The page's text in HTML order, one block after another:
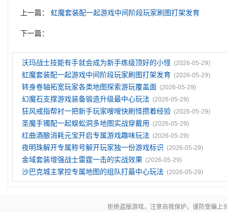
上一篇： 虹魔套装配一起游戏中间阶段玩家刷图打架发育
下一篇：
沃玛战士技能有手就会成为新手练级顶好的小怪 (2026-05-29)
虹魔套装配一起游戏中间阶段玩家刷图打架发育 (2026-05-29)
转身卷轴拓宽玩家各类地图探索游玩覆盖面 (2026-05-29)
幻魔石支撑游戏装备锻造升级最中心玩法 (2026-05-29)
狂风戒指帮衬一把新手玩家嗖嗖快刷怪攒着经验 (2026-05-29)
圣魔手镯配一起蜈蚣洞多地图实战穿戴用 (2026-05-29)
红曲酒酿消耗元宝开启专属游戏趣味玩法 (2026-05-29)
夜明珠解开专属称号解开玩家独一份游戏标识 (2026-05-29)
金域套装‌增强战士雷霆一击的实战效果 (2026-05-29)
沙巴克城主掌控专属地图的组队打最中心玩法 (2026-05-29)
拒绝盗版游戏，注意自我保护，谨防受骗上